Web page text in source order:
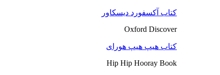
کتاب آکسفورد دیسکاور
Oxford Discover
کتاب هیپ هیپ هورای
Hip Hip Hooray Book